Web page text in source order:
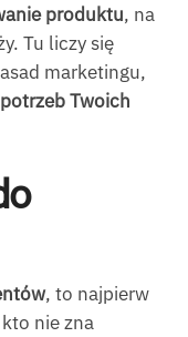
produktu, na
Tu liczy się
marketingu,
Twoich
, to najpierw
nie zna